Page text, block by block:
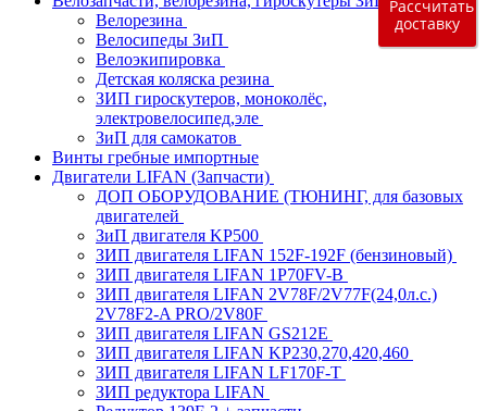
Велорезина
Велосипеды ЗиП
Велоэкипировка
Детская коляска резина
ЗИП гироскутеров, моноколёс,
электровелосипед,эле
ЗиП для самокатов
Винты гребные импортные
Двигатели LIFAN (Запчасти)
ДОП ОБОРУДОВАНИЕ (ТЮНИНГ, для базовых
двигателей
ЗиП двигателя KP500
ЗИП двигателя LIFAN 152F-192F (бензиновый)
ЗИП двигателя LIFAN 1P70FV-B
ЗИП двигателя LIFAN 2V78F/2V77F(24,0л.с.)
2V78F2-A PRO/2V80F
ЗИП двигателя LIFAN GS212E
ЗИП двигателя LIFAN KP230,270,420,460
ЗИП двигателя LIFAN LF170F-T
ЗИП редуктора LIFAN
Рассчитать
доставку